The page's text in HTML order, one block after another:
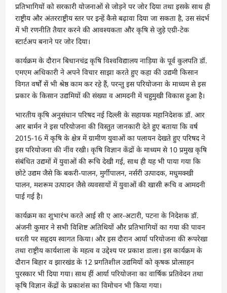
प्रतिभागियों को सरकारी योजनाओं से जोड़ने पर जोर दिया तथा इसके साथ ही
राष्ट्रीय और अंतरराष्ट्रीय स्तर पर इन्हें कैसे बढ़ावा दिया जा सकता है, उस संदर्भ
में भी रणनीति तैयार करने की आवश्यकता और कृषि से जुड़े एग्री-टेक
स्टार्टअप बनाने पर जोर दिया।
कार्यक्रम के दौरान बिधानचंद्र कृषि विश्वविद्यालय नाड़िया के पूर्व कुलपति डॉ.
एमएम अधिकारी ने अपने विचार साझा करते हुए कहा की उद्यमी किसान
विगत वर्षों सें भी श्रेष्ठ काम कर रहे हैं, परन्तु इस परियोजना के माध्यम से इस
प्रकार के किसान उद्यमियों की संख्या व आमदनी में चहुमुखी विकास हुआ है।
भारतीय कृषि अनुसंधान परिषद नई दिल्ली के सहायक महानिदेशक डॉ. आर
आर बार्मन ने इस परियोजना की विस्तुत जानकारी देते हुए बताया कि वर्ष
2015-16 में कृषि के क्षेत्र में ग्रामीण युवाओं का पलायन देखते हुए परिषद ने
इस परियोजना की नींव रखी। कृषि विज्ञान केंद्रों के माध्यम से 10 प्रमुख कृषि
संबंधित उद्यमों में युवाओं की रूचि देखी गई, साथ ही यह भी पाया गया कि
छोटे उद्यम जैसे कि बकरी-पालन, मुर्गीपालन, नर्सरी उत्पादक, मधुमक्खी
पालन, मशरूम उत्पादन जैसे व्यवसायों में युवाओं की खासी रूचि व आमदनी
पाई गई है।
कार्यक्रम का शुभारंभ करते आई सी ए आर-अटारी, पटना के निदेशक डॉ.
अंजनी कुमार ने सभी विशिष्ट अतिथियों और प्रतिभागियों का गया की पावन
धरती पर सहृदय स्वागत किया। और इस दौरान आर्या परियोजना की रूपरेखा
तथा राष्ट्रीय कार्यशाला के महत्व व उद्देश्य पर प्रकाश डाला। इस कार्यक्रम के
दौरान बिहार व झारखंड के 12 प्रगतिशील उद्यमियों को कृषक प्रोत्साहन
पुरस्कार भी दिया गया। साथ हीं आर्या परियोजना का वार्षिक प्रतिवेदन तथा
कृषि विज्ञान केंद्रों के प्रकाशंस का विमोचन भी किया गया।